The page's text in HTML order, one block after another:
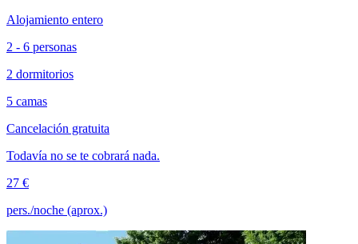
Alojamiento entero
2 - 6 personas
2 dormitorios
5 camas
Cancelación gratuita
Todavía no se te cobrará nada.
27 €
pers./noche (aprox.)